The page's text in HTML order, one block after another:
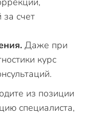
счет
Даже при
курс
из позиции
специалиста,